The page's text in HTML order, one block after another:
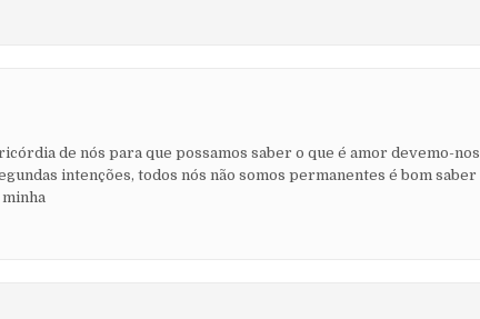
de nós para que possamos saber o que é amor devemo-nos
intenções, todos nós não somos permanentes é bom saber